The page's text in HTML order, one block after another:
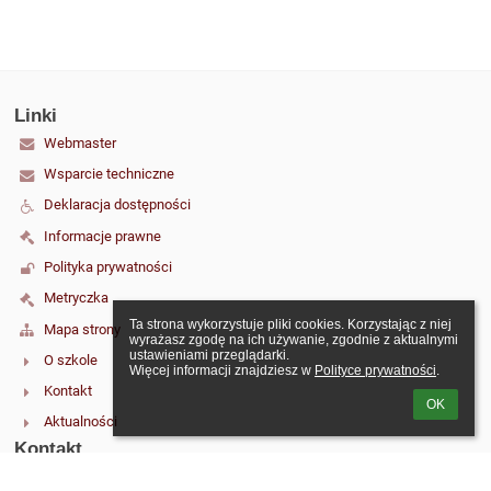
Ta strona wykorzystuje pliki cookies. Korzystając z niej
wyrażasz zgodę na ich używanie, zgodnie z aktualnymi
ustawieniami przeglądarki.
Więcej informacji znajdziesz w Polityce prywatności.
OK
Linki
Webmaster
Wsparcie techniczne
Deklaracja dostępności
Informacje prawne
Polityka prywatności
Metryczka
Mapa strony
O szkole
Kontakt
Aktualności
Kontakt